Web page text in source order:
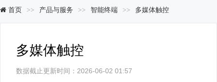
首页 产品与服务 智能终端 多媒体触控
多媒体触控
数据截止更新时间：2026-06-02 01:57